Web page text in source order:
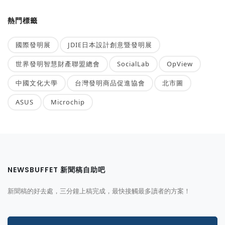
熱門標籤
國際發明展 JDIE日本設計創意暨發明展
世界發明智慧財產聯盟總會 SocialLab OpView
中國文化大學 台灣發明商品促進協會 北市圖
ASUS Microchip
NEWSBUFFET 新聞稿自助吧
新聞稿的好去處，三分鐘上稿完成，最快接觸最多讀者的方案！